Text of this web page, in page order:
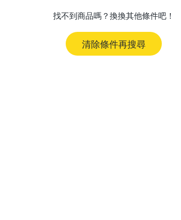
找不到商品嗎？換換其他條件吧！
清除條件再搜尋